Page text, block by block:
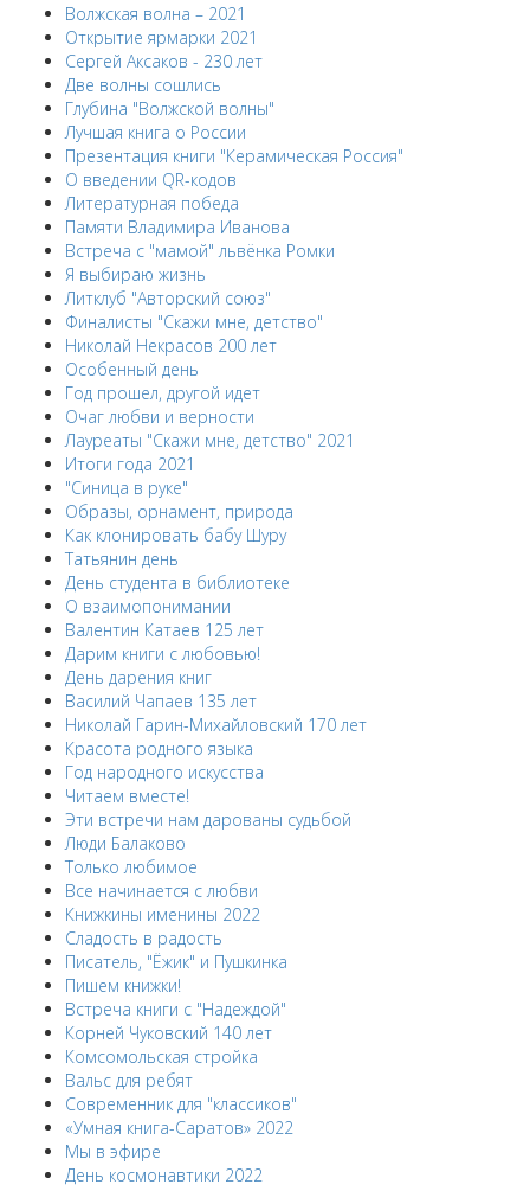
Волжская волна – 2021
Открытие ярмарки 2021
Сергей Аксаков - 230 лет
Две волны сошлись
Глубина "Волжской волны"
Лучшая книга о России
Презентация книги "Керамическая Россия"
О введении QR-кодов
Литературная победа
Памяти Владимира Иванова
Встреча с "мамой" львёнка Ромки
Я выбираю жизнь
Литклуб "Авторский союз"
Финалисты "Скажи мне, детство"
Николай Некрасов 200 лет
Особенный день
Год прошел, другой идет
Очаг любви и верности
Лауреаты "Скажи мне, детство" 2021
Итоги года 2021
"Синица в руке"
Образы, орнамент, природа
Как клонировать бабу Шуру
Татьянин день
День студента в библиотеке
О взаимопонимании
Валентин Катаев 125 лет
Дарим книги с любовью!
День дарения книг
Василий Чапаев 135 лет
Николай Гарин-Михайловский 170 лет
Красота родного языка
Год народного искусства
Читаем вместе!
Эти встречи нам дарованы судьбой
Люди Балаково
Только любимое
Все начинается с любви
Книжкины именины 2022
Сладость в радость
Писатель, "Ёжик" и Пушкинка
Пишем книжки!
Встреча книги с "Надеждой"
Корней Чуковский 140 лет
Комсомольская стройка
Вальс для ребят
Современник для "классиков"
«Умная книга-Саратов» 2022
Мы в эфире
День космонавтики 2022